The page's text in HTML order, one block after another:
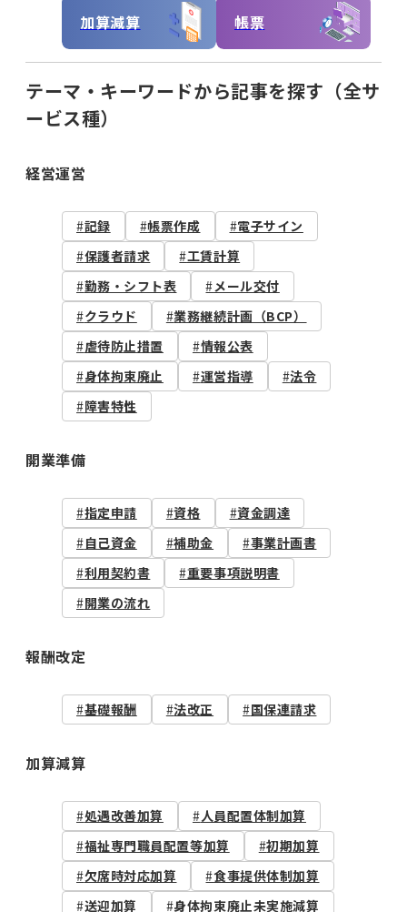
加算減算 帳票
テーマ・キーワードから記事を探す（全サ
ービス種）
経営運営
記録 帳票作成
電子サイン
保護者請求
工賃計算
勤務・シフト表
メール交付
クラウド
業務継続計画（BCP）
虐待防止措置
情報公表
身体拘束廃止
運営指導
法令
障害特性
開業準備
指定申請 資格
資金調達
自己資金
補助金
事業計画書
利用契約書
重要事項説明書
開業の流れ
報酬改定
基礎報酬 法改正 国保連請求
加算減算
処遇改善加算
人員配置体制加算
福祉専門職員配置等加算
初期加算
欠席時対応加算
食事提供体制加算
送迎加算
身体拘束廃止未実施減算